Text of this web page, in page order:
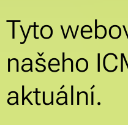
Tyto
našeho
aktuální.